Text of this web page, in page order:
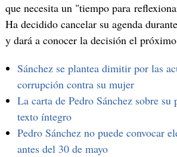
que necesita un "tiempo para
Ha decidido cancelar su agenda
y dará a conocer la decisión el
Sánchez se plantea dimitir por las
corrupción contra su mujer
La carta de Pedro Sánchez sobre
texto íntegro
Pedro Sánchez no puede convocar
antes del 30 de mayo